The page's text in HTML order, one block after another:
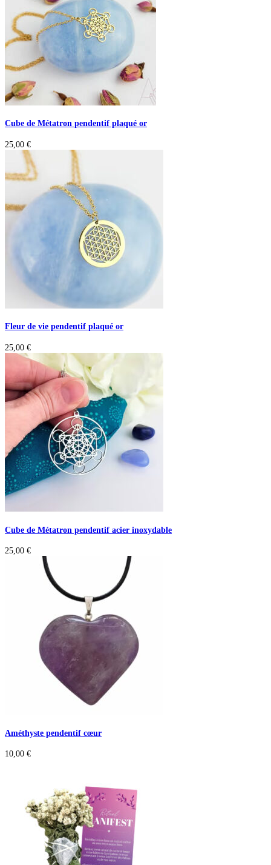
Cube de Métatron pendentif plaqué or
25,00 €
Fleur de vie pendentif plaqué or
25,00 €
Cube de Métatron pendentif acier inoxydable
25,00 €
Améthyste pendentif cœur
10,00 €